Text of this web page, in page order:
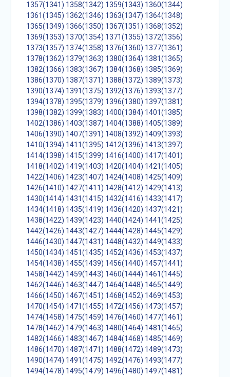
1357(1341) 1358(1342) 1359(1343) 1360(1344)
1361(1345) 1362(1346) 1363(1347) 1364(1348)
1365(1349) 1366(1350) 1367(1351) 1368(1352)
1369(1353) 1370(1354) 1371(1355) 1372(1356)
1373(1357) 1374(1358) 1376(1360) 1377(1361)
1378(1362) 1379(1363) 1380(1364) 1381(1365)
1382(1366) 1383(1367) 1384(1368) 1385(1369)
1386(1370) 1387(1371) 1388(1372) 1389(1373)
1390(1374) 1391(1375) 1392(1376) 1393(1377)
1394(1378) 1395(1379) 1396(1380) 1397(1381)
1398(1382) 1399(1383) 1400(1384) 1401(1385)
1402(1386) 1403(1387) 1404(1388) 1405(1389)
1406(1390) 1407(1391) 1408(1392) 1409(1393)
1410(1394) 1411(1395) 1412(1396) 1413(1397)
1414(1398) 1415(1399) 1416(1400) 1417(1401)
1418(1402) 1419(1403) 1420(1404) 1421(1405)
1422(1406) 1423(1407) 1424(1408) 1425(1409)
1426(1410) 1427(1411) 1428(1412) 1429(1413)
1430(1414) 1431(1415) 1432(1416) 1433(1417)
1434(1418) 1435(1419) 1436(1420) 1437(1421)
1438(1422) 1439(1423) 1440(1424) 1441(1425)
1442(1426) 1443(1427) 1444(1428) 1445(1429)
1446(1430) 1447(1431) 1448(1432) 1449(1433)
1450(1434) 1451(1435) 1452(1436) 1453(1437)
1454(1438) 1455(1439) 1456(1440) 1457(1441)
1458(1442) 1459(1443) 1460(1444) 1461(1445)
1462(1446) 1463(1447) 1464(1448) 1465(1449)
1466(1450) 1467(1451) 1468(1452) 1469(1453)
1470(1454) 1471(1455) 1472(1456) 1473(1457)
1474(1458) 1475(1459) 1476(1460) 1477(1461)
1478(1462) 1479(1463) 1480(1464) 1481(1465)
1482(1466) 1483(1467) 1484(1468) 1485(1469)
1486(1470) 1487(1471) 1488(1472) 1489(1473)
1490(1474) 1491(1475) 1492(1476) 1493(1477)
1494(1478) 1495(1479) 1496(1480) 1497(1481)